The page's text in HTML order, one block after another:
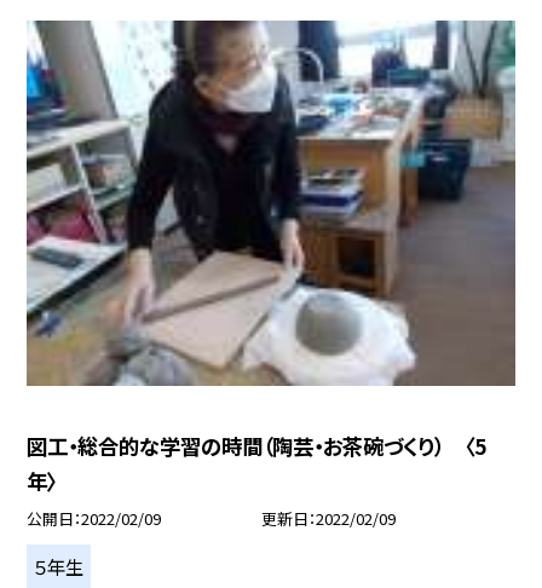
図工・総合的な学習の時間（陶芸・お茶碗づくり） 〈5
年〉
公開日 2022/02/09 更新日 2022/02/09
５年生